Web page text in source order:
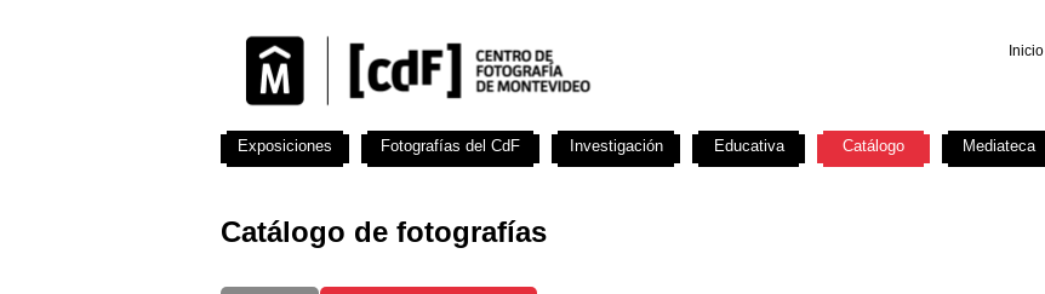
Inicio
Catálogo de fotografías
Exposiciones Fotografías del CdF Investigación Educativa Catálogo Mediateca